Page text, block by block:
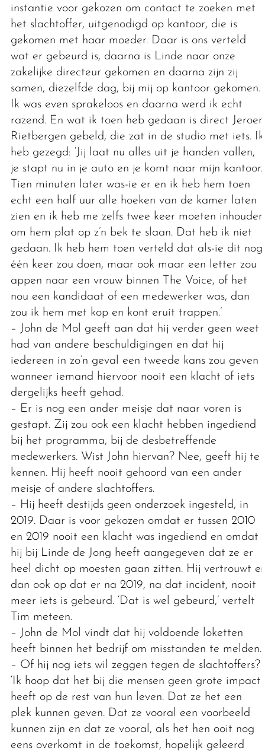
instantie voor gekozen om contact te zoeken met
het slachtoffer, uitgenodigd op kantoor, die is
gekomen met haar moeder. Daar is ons verteld
wat er gebeurd is, daarna is Linde naar onze
zakelijke directeur gekomen en daarna zijn zij
samen, diezelfde dag, bij mij op kantoor gekomen.
Ik was even sprakeloos en daarna werd ik echt
razend. En wat ik toen heb gedaan is direct Jeroen
Rietbergen gebeld, die zat in de studio met iets. Ik
heb gezegd: ‘Jij laat nu alles uit je handen vallen,
je stapt nu in je auto en je komt naar mijn kantoor.’
Tien minuten later was-ie er en ik heb hem toen
echt een half uur alle hoeken van de kamer laten
zien en ik heb me zelfs twee keer moeten inhouden
om hem plat op z’n bek te slaan. Dat heb ik niet
gedaan. Ik heb hem toen verteld dat als-ie dit nog
één keer zou doen, maar ook maar een letter zou
appen naar een vrouw binnen The Voice, of het
nou een kandidaat of een medewerker was, dan
zou ik hem met kop en kont eruit trappen.’
– John de Mol geeft aan dat hij verder geen weet
had van andere beschuldigingen en dat hij
iedereen in zo’n geval een tweede kans zou geven
wanneer iemand hiervoor nooit een klacht of iets
dergelijks heeft gehad.
– Er is nog een ander meisje dat naar voren is
gestapt. Zij zou ook een klacht hebben ingediend
bij het programma, bij de desbetreffende
medewerkers. Wist John hiervan? Nee, geeft hij te
kennen. Hij heeft nooit gehoord van een ander
meisje of andere slachtoffers.
– Hij heeft destijds geen onderzoek ingesteld, in
2019. Daar is voor gekozen omdat er tussen 2010
en 2019 nooit een klacht was ingediend en omdat
hij bij Linde de Jong heeft aangegeven dat ze er
heel dicht op moesten gaan zitten. Hij vertrouwt er
dan ook op dat er na 2019, na dat incident, nooit
meer iets is gebeurd. ‘Dat is wel gebeurd,’ vertelt
Tim meteen.
– John de Mol vindt dat hij voldoende loketten
heeft binnen het bedrijf om misstanden te melden.
– Of hij nog iets wil zeggen tegen de slachtoffers?
‘Ik hoop dat het bij die mensen geen grote impact
heeft op de rest van hun leven. Dat ze het een
plek kunnen geven. Dat ze vooral een voorbeeld
kunnen zijn en dat ze vooral, als het hen ooit nog
eens overkomt in de toekomst, hopelijk geleerd